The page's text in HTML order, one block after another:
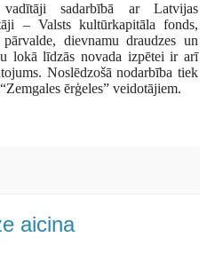
sadarbībā ar Latvijas
– Valsts kultūrkapitāla fonds,
dievnamu draudzes un
lokā līdzās novada izpētei ir arī
Noslēdzošā nodarbība tiek
ērģeles” veidotājiem.
aicina